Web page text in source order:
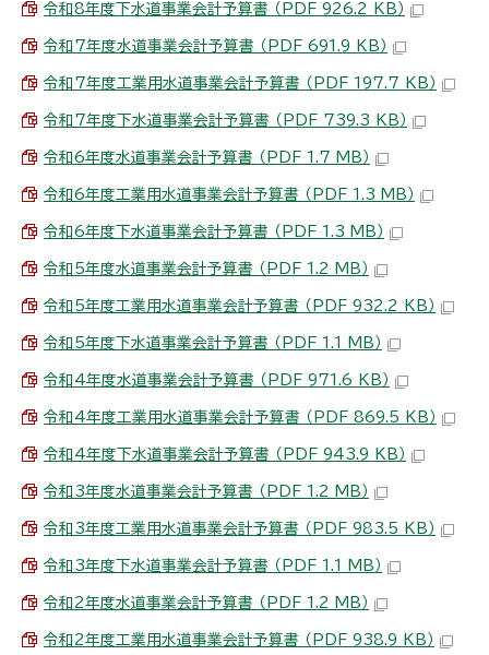
令和8年度下水道事業会計予算書 （PDF 926.2 KB）
令和7年度水道事業会計予算書 （PDF 691.9 KB）
令和7年度工業用水道事業会計予算書 （PDF 197.7 KB）
令和7年度下水道事業会計予算書 （PDF 739.3 KB）
令和6年度水道事業会計予算書 （PDF 1.7 MB）
令和6年度工業用水道事業会計予算書 （PDF 1.3 MB）
令和6年度下水道事業会計予算書 （PDF 1.3 MB）
令和5年度水道事業会計予算書 （PDF 1.2 MB）
令和5年度工業用水道事業会計予算書 （PDF 932.2 KB）
令和5年度下水道事業会計予算書 （PDF 1.1 MB）
令和4年度水道事業会計予算書 （PDF 971.6 KB）
令和4年度工業用水道事業会計予算書 （PDF 869.5 KB）
令和4年度下水道事業会計予算書 （PDF 943.9 KB）
令和3年度水道事業会計予算書 （PDF 1.2 MB）
令和3年度工業用水道事業会計予算書 （PDF 983.5 KB）
令和3年度下水道事業会計予算書 （PDF 1.1 MB）
令和2年度水道事業会計予算書 （PDF 1.2 MB）
令和2年度工業用水道事業会計予算書 （PDF 938.9 KB）